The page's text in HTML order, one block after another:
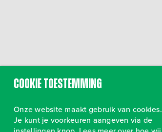
Cookie toestemming
Onze website maakt gebruik van cookies.
Je kunt je voorkeuren aangeven via de